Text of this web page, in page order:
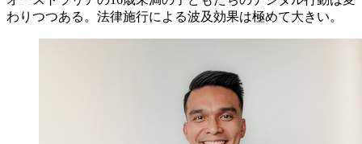
わりつつある。法律施行による波及効果は極めて大きい。